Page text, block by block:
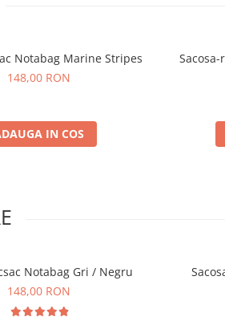
Notabag Marine Stripes
148,00 RON
IN COS
Notabag Gri / Negru
148,00 RON